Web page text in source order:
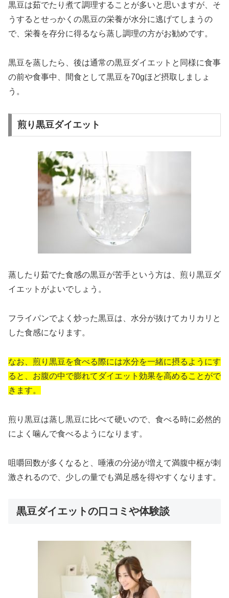
黒豆は茹でたり煮て調理することが多いと思いますが、そ
うするとせっかくの黒豆の栄養が水分に逃げてしまうの
で、栄養を存分に得るなら蒸し調理の方がお勧めです。
黒豆を蒸したら、後は通常の黒豆ダイエットと同様に食事
の前や食事中、間食として黒豆を70gほど摂取しましょ
う。
煎り黒豆ダイエット
蒸したり茹でた食感の黒豆が苦手という方は、煎り黒豆ダ
イエットがよいでしょう。
フライパンでよく炒った黒豆は、水分が抜けてカリカリと
した食感になります。
なお、煎り黒豆を食べる際には水分を一緒に摂るようにす
ると、お腹の中で膨れてダイエット効果を高めることがで
きます。
煎り黒豆は蒸し黒豆に比べて硬いので、食べる時に必然的
によく噛んで食べるようになります。
咀嚼回数が多くなると、唾液の分泌が増えて満腹中枢が刺
激されるので、少しの量でも満足感を得やすくなります。
黒豆ダイエットの口コミや体験談